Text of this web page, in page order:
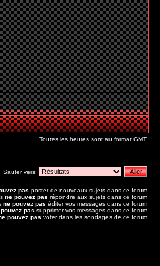
Toutes les heures sont au format GMT
Sauter vers:
pas poster de nouveaux sujets dans ce forum
ne pouvez pas répondre aux sujets dans ce forum
ne pouvez pas éditer vos messages dans ce forum
pas supprimer vos messages dans ce forum
pouvez pas voter dans les sondages de ce forum